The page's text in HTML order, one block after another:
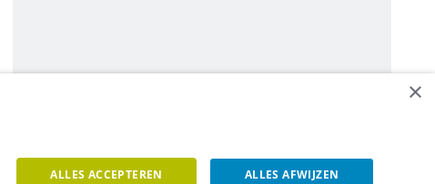
×
ALLES ACCEPTEREN ALLES AFWIJZEN